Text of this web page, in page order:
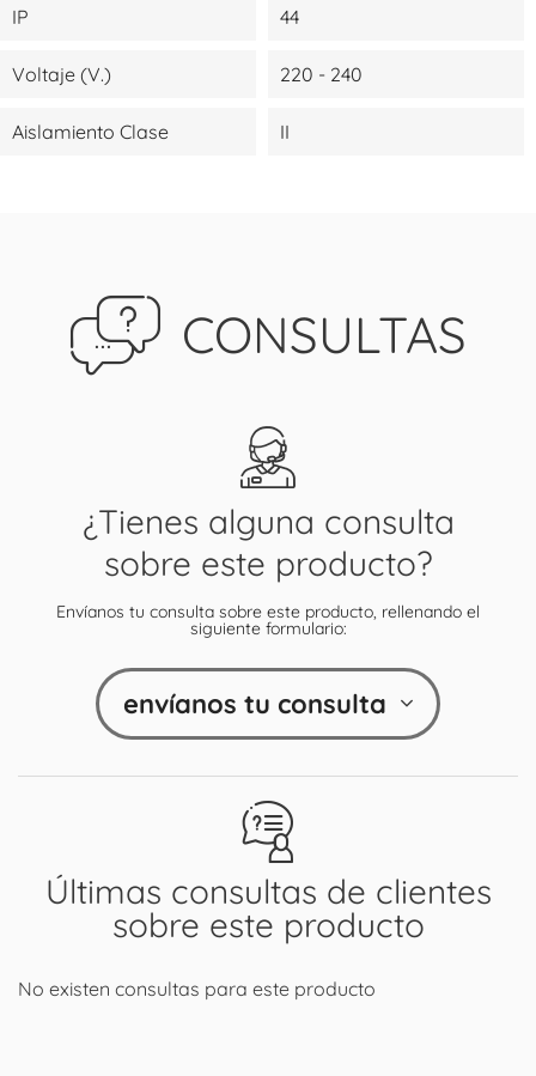
IP 44
Voltaje (V.) 220 - 240
Aislamiento Clase II
CONSULTAS
Últimas consultas de clientes
sobre este producto
No existen consultas para este producto
¿Tienes alguna consulta
sobre este producto?
Envíanos tu consulta sobre este producto, rellenando el
siguiente formulario:
envíanos tu consulta